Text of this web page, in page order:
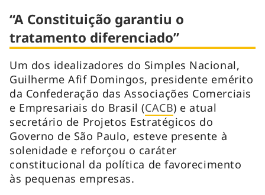
“A Constituição garantiu o
tratamento diferenciado”
Um dos idealizadores do Simples Nacional,
Guilherme Afif Domingos, presidente emérito
da Confederação das Associações Comerciais
e Empresariais do Brasil (CACB) e atual
secretário de Projetos Estratégicos do
Governo de São Paulo, esteve presente à
solenidade e reforçou o caráter
constitucional da política de favorecimento
às pequenas empresas.